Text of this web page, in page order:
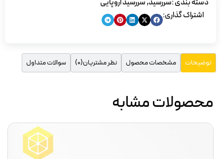
اشتراک گذاری:
توضیحات مشخصات محصول نظر مشتریان(0) سوالات متداول
محصولات مشابه